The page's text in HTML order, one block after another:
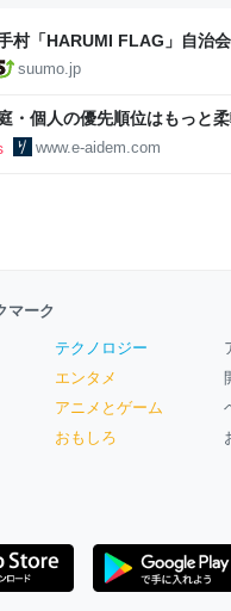
村「HARUMI FLAG」自治
盆踊り2万人集客や交通改
suumo.jp
・個人の優先順位はもっと
伝えたいこと - りっすん by
www.e-aidem.com
マーク
テクノロジー
エンタメ
アニメとゲーム
おもしろ